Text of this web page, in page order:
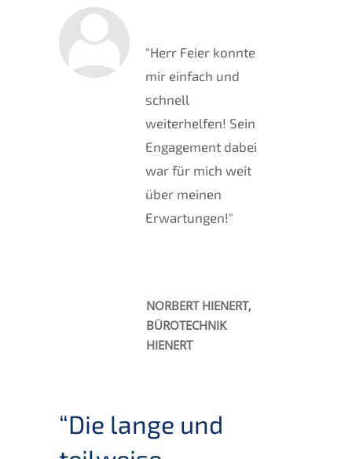
"Herr Feier konnte
mir einfach und
schnell
weiterhelfen! Sein
Engagement dabei
war für mich weit
über meinen
Erwartungen!"
NORBERT HIENERT,
BÜROTECHNIK
HIENERT
“Die lange und